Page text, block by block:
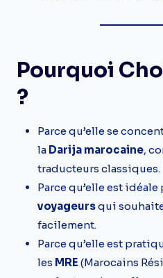
Pourquoi
?
Parce qu’elle se
la Darija marocaine,
traducteurs classiques.
Parce qu’elle est idéale
voyageursqui
facilement.
Parce qu’elle est
les MRE (Marocains